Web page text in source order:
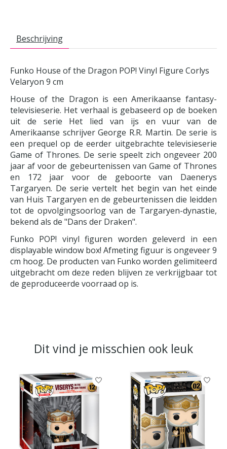
Beschrijving
Funko House of the Dragon POP! Vinyl Figure Corlys
Velaryon 9 cm
House of the Dragon is een Amerikaanse fantasy-
televisieserie. Het verhaal is gebaseerd op de boeken
uit de serie Het lied van ijs en vuur van de
Amerikaanse schrijver George R.R. Martin. De serie is
een prequel op de eerder uitgebrachte televisieserie
Game of Thrones. De serie speelt zich ongeveer 200
jaar af voor de gebeurtenissen van Game of Thrones
en 172 jaar voor de geboorte van Daenerys
Targaryen. De serie vertelt het begin van het einde
van Huis Targaryen en de gebeurtenissen die leidden
tot de opvolgingsoorlog van de Targaryen-dynastie,
bekend als de "Dans der Draken".
Funko POP! vinyl figuren worden geleverd in een
displayable window box! Afmeting figuur is ongeveer 9
cm hoog. De producten van Funko worden gelimiteerd
uitgebracht om deze reden blijven ze verkrijgbaar tot
de geproduceerde voorraad op is.
Dit vind je misschien ook leuk
Items van productcarrousel